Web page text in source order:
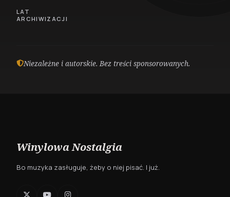
LAT
ARCHIWIZACJI
Niezależne i autorskie. Bez treści sponsorowanych.
Winylowa Nostalgia
Bo muzyka zasługuje, żeby o niej pisać. I już.